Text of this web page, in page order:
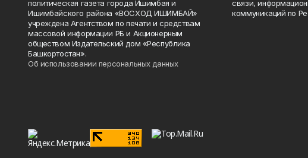
политическая газета города Ишимбая и
Ишимбайского района «ВОСХОД ИШИМБАЙ»
учреждена Агентством по печати и средствам
массовой информации РБ и Акционерным
обществом Издательский дом «Республика
Башкортостан».
Об использовании персональных данных
связи,
коммуникаций по